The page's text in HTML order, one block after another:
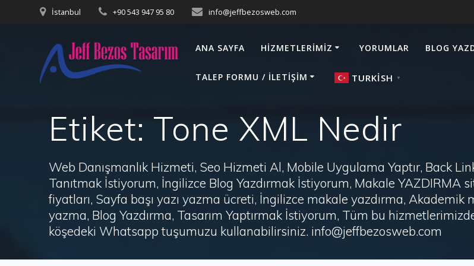
İstanbul +90 543 947 95 80 info@jeffbezosweb.com
ANA SAYFA HIZMETLERIMIZ YORUMLAR BLOG
TALEP FORMU / İLETIŞIM TURKISH ▼
Etiket: Tone XML Nedir
Web Danışmanlık Hizmeti, Seo Hizmeti Al, Mobile Uygulama Yaptır, Back
Tanıtmak İstiyorum, İngilizce Blog Yazdırmak İstiyorum, Makale YAZDIRMA
fiyatları, Sayfa başı yazı yazma ücreti, İngilizce makale yazdırma,
yazma, Blog Yazdırma, Tasarım Yaptırmak İstiyorum, Tüm bu
köşedeki Whatsapp tuşumuzu kullanabilirsiniz. info@jeffbezosweb.com